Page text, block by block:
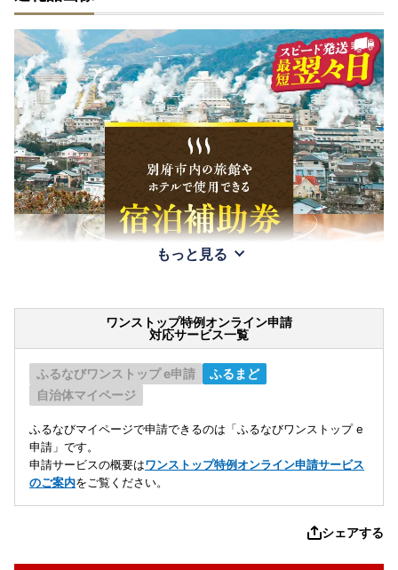
もっと見る
ワンストップ特例オンライン申請
対応サービス一覧
ふるなびワンストップ e申請
ふるまど
自治体マイページ
ふるなびマイページで申請できるのは「ふるなびワンストップ e
申請」です。
申請サービスの概要はワンストップ特例オンライン申請サービス
のご案内をご覧ください。
シェアする